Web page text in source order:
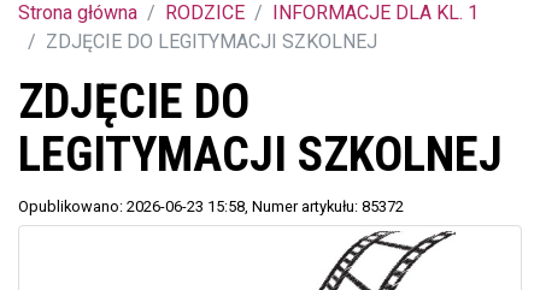
Strona główna RODZICE
INFORMACJE DLA KL. 1
ZDJĘCIE DO LEGITYMACJI SZKOLNEJ
ZDJĘCIE DO
LEGITYMACJI SZKOLNEJ
Opublikowano: 2026-06-23 15:58, Numer artykułu: 85372